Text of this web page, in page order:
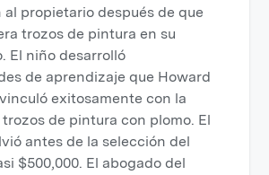
propietario después de que
trozos de pintura en su
El niño desarrolló
de aprendizaje que Howard
exitosamente con la
de pintura con plomo. El
antes de la selección del
$500,000. El abogado del